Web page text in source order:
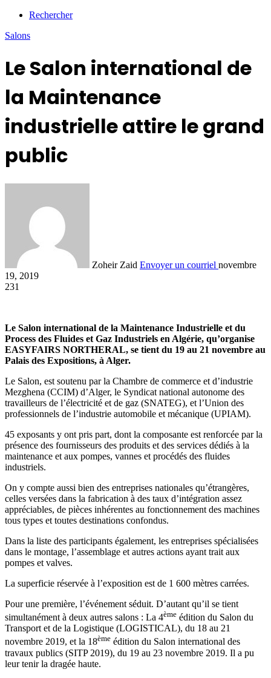
Rechercher
Salons
Le Salon international de
la Maintenance
industrielle attire le grand
public
Zoheir Zaid Envoyer un courriel novembre
19, 2019
231
Le Salon international de la Maintenance Industrielle et du
Process des Fluides et Gaz Industriels en Algérie, qu’organise
EASYFAIRS NORTHERAL, se tient du 19 au 21 novembre au
Palais des Expositions, à Alger.
Le Salon, est soutenu par la Chambre de commerce et d’industrie
Mezghena (CCIM) d’Alger, le Syndicat national autonome des
travailleurs de l’électricité et de gaz (SNATEG), et l’Union des
professionnels de l’industrie automobile et mécanique (UPIAM).
45 exposants y ont pris part, dont la composante est renforcée par la
présence des fournisseurs des produits et des services dédiés à la
maintenance et aux pompes, vannes et procédés des fluides
industriels.
On y compte aussi bien des entreprises nationales qu’étrangères,
celles versées dans la fabrication à des taux d’intégration assez
appréciables, de pièces inhérentes au fonctionnement des machines
tous types et toutes destinations confondus.
Dans la liste des participants également, les entreprises spécialisées
dans le montage, l’assemblage et autres actions ayant trait aux
pompes et valves.
La superficie réservée à l’exposition est de 1 600 mètres carrées.
Pour une première, l’événement séduit. D’autant qu’il se tient
simultanément à deux autres salons : La 4ème édition du Salon du
Transport et de la Logistique (LOGISTICAL), du 18 au 21
novembre 2019, et la 18ème édition du Salon international des
travaux publics (SITP 2019), du 19 au 23 novembre 2019. Il a pu
leur tenir la dragée haute.